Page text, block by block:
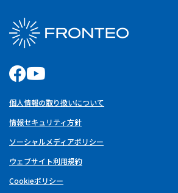
個人情報の取り扱いについて
情報セキュリティ方針
ソーシャルメディアポリシー
ウェブサイト利用規約
Cookieポリシー